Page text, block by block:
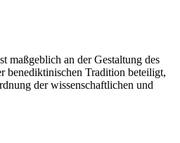
maßgeblich an der Gestaltung des
benediktinischen Tradition beteiligt,
der wissenschaftlichen und